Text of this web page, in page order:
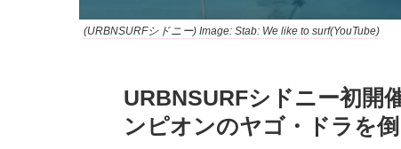
(URBNSURFシドニー) Image: Stab: We like to surf(YouTube)
URBNSURFシドニー初開
ンピオンのヤゴ・ドラを